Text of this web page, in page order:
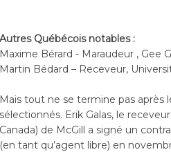
Autres Québécois notables :
Maxime Bérard - Maraudeur , Gee
Martin Bédard – Receveur,
Mais tout ne se termine pas après
sélectionnés. Erik Galas, le
Canada) de McGill a signé un
(en tant qu’agent libre) en